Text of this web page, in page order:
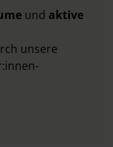
und aktive
unsere